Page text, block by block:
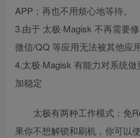
APP；再也不用烦心地等待。
3.由于 太极·Magisk 不再需要
微信/QQ 等应用无法被其他应
4.太极·Magisk 有能力对系统
加稳定
太极有两种工作模式：免
果你不想解锁和刷机，你可以